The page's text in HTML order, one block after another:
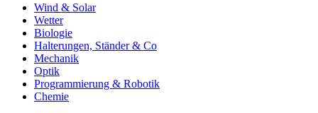
Wind & Solar
Wetter
Biologie
Halterungen, Ständer & Co
Mechanik
Optik
Programmierung & Robotik
Chemie